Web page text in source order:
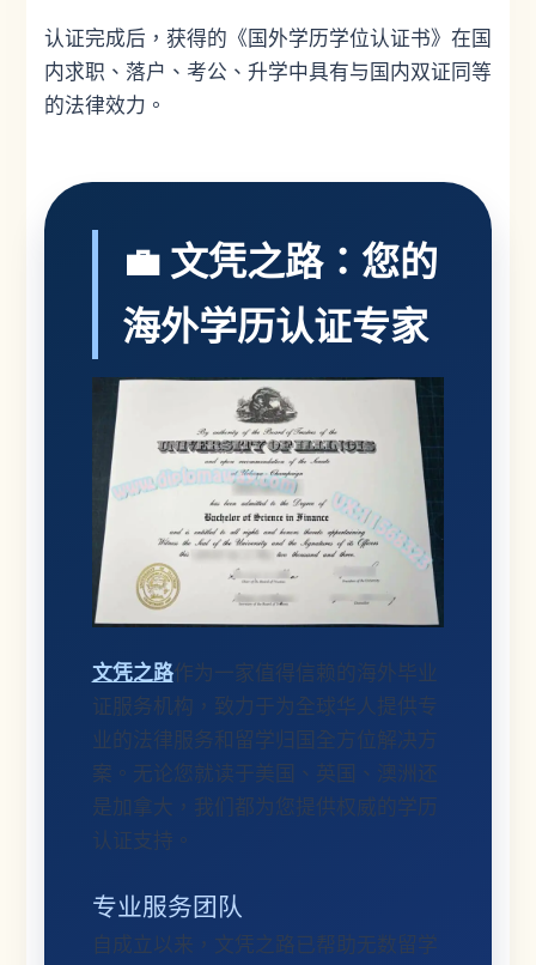
认证完成后，获得的《国外学历学位认证书》在国
内求职、落户、考公、升学中具有与国内双证同等
的法律效力。
💼 文凭之路：您的
海外学历认证专家
文凭之路作为一家值得信赖的海外毕业
证服务机构，致力于为全球华人提供专
业的法律服务和留学归国全方位解决方
案。无论您就读于美国、英国、澳洲还
是加拿大，我们都为您提供权威的学历
认证支持。
专业服务团队
自成立以来，文凭之路已帮助无数留学